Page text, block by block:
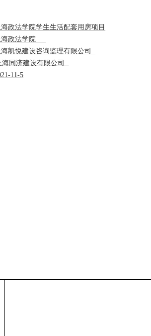
海政法学院学生生活配套用房项目
海政法学院
海凯悦建设咨询监理有限公司
海同济建设有限公司
1-11-5